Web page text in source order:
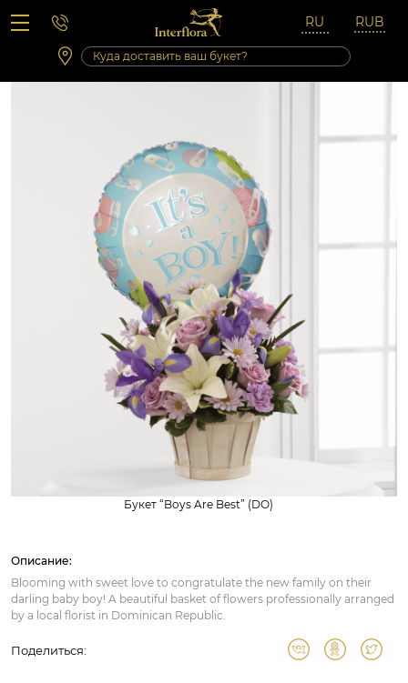
Вопросы-ответы
Сб 10:00 ‐ 14:00
Выходные и праздничные дни
Букет “Boys Are Best” (DO)
Описание:
Blooming with sweet love to congratulate the new family on their
darling baby boy! A beautiful basket of flowers professionally arranged
by a local florist in Dominican Republic.
Поделиться: